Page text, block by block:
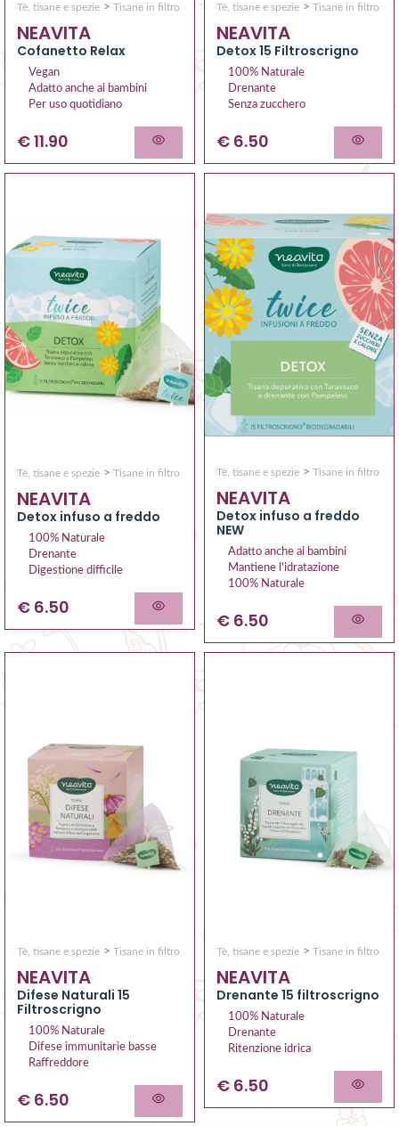
Tè, tisane e spezie > Tisane in filtro
NEAVITA
Cofanetto Relax
Vegan
Adatto anche ai bambini
Per uso quotidiano
€ 11.90
Tè, tisane e spezie > Tisane in filtro
NEAVITA
Detox 15 Filtroscrigno
100% Naturale
Drenante
Senza zucchero
€ 6.50
Tè, tisane e spezie > Tisane in filtro
NEAVITA
Detox infuso a freddo
100% Naturale
Drenante
Digestione difficile
€ 6.50
Tè, tisane e spezie > Tisane in filtro
NEAVITA
Detox infuso a freddo
NEW
Adatto anche ai bambini
Mantiene l'idratazione
100% Naturale
€ 6.50
Tè, tisane e spezie > Tisane in filtro
NEAVITA
Difese Naturali 15
Filtroscrigno
100% Naturale
Difese immunitarie basse
Raffreddore
€ 6.50
Tè, tisane e spezie > Tisane in filtro
NEAVITA
Drenante 15 filtroscrigno
100% Naturale
Drenante
Ritenzione idrica
€ 6.50